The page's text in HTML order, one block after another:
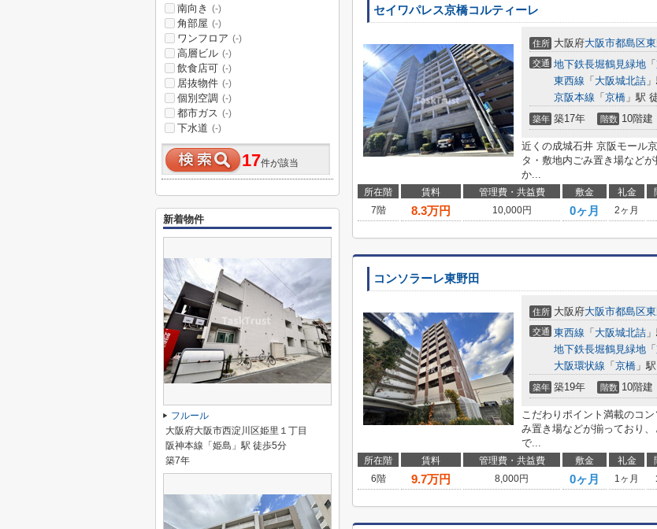
セイワパレス京橋コルティーレ
住所 大阪府大阪市都島区
交通 地下鉄長堀鶴見緑地 「
東西線 「 大阪城北詰
京阪本線 「 京橋 」駅
築年 築17年 階数 10階建
近くの成城石井 京阪モール
タ・敷地内ごみ置き場など
か...
所在階 賃料 管理費・共益費 敷金 礼金
7階
8.3万円 10,000円 0ヶ月 2ヶ月
コンソラーレ東野田
住所 大阪府大阪市都島区
交通 東西線 「 大阪城北詰
地下鉄長堀鶴見緑地 「
大阪環状線 「 京橋 」
築年 築19年 階数 10階建
こだわりポイント満載のコ
み置き場などが揃っており
で...
所在階 賃料 管理費・共益費 敷金 礼金
6階
9.7万円 8,000円 0ヶ月 1ヶ月
南向き (-)
角部屋 (-)
ワンフロア (-)
高層ビル (-)
飲食店可 (-)
居抜物件 (-)
個別空調 (-)
都市ガス (-)
下水道 (-)
17件が該当
新着物件
フルール
大阪府大阪市西淀川区姫里１丁目
阪神本線「姫島」駅 徒歩5分
築7年